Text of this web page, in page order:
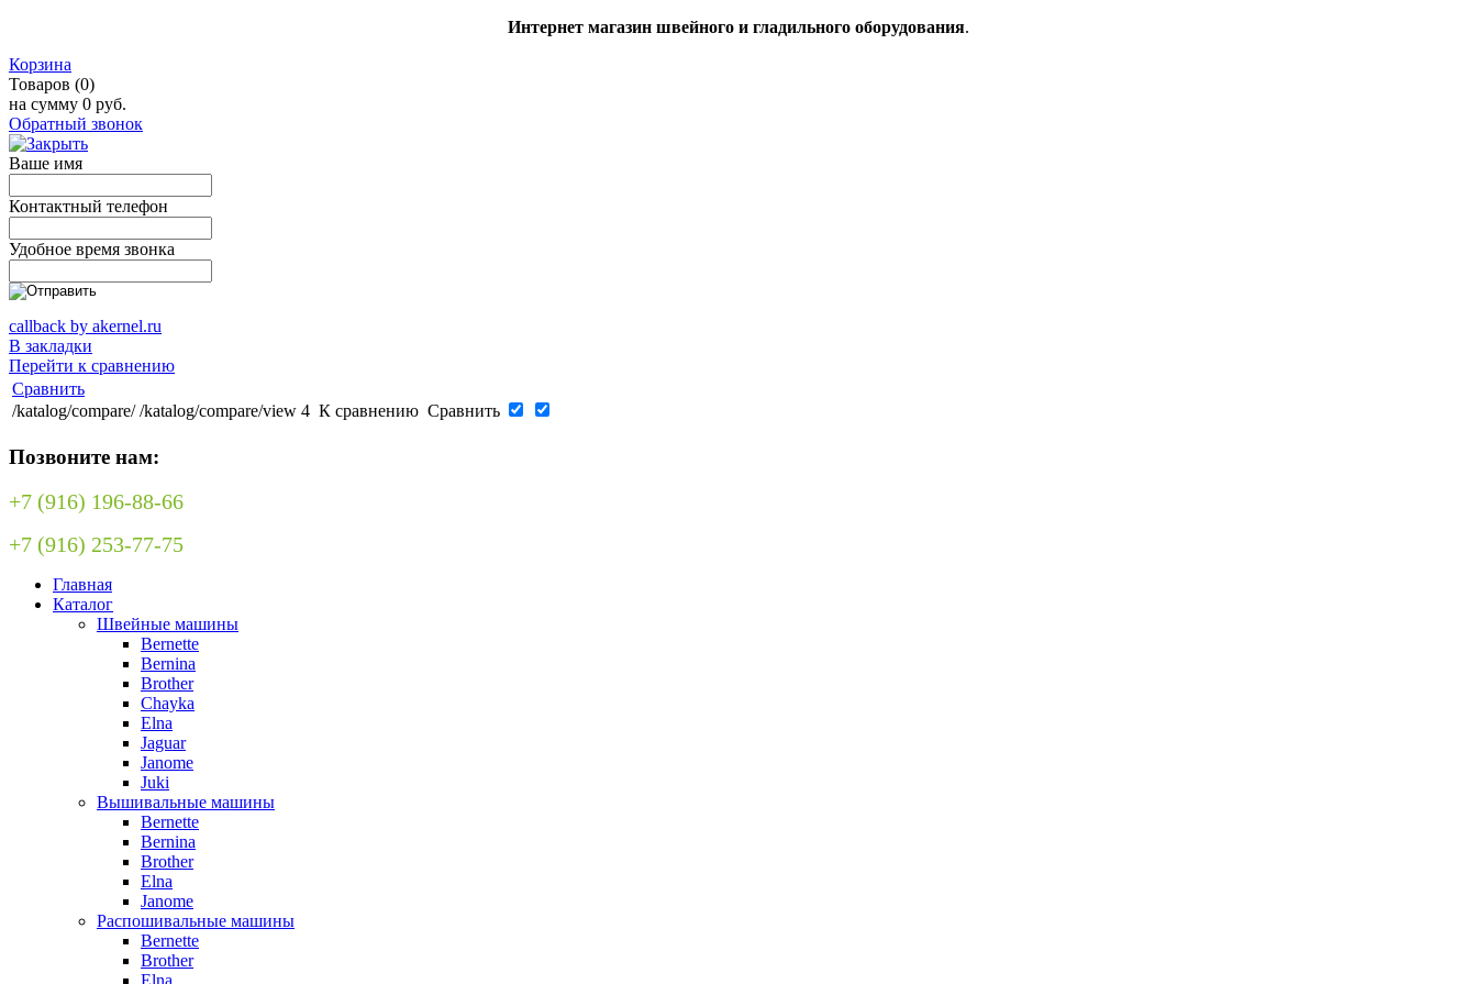
Интернет магазин швейного и гладильного оборудования.
Корзина
Товаров (0)
на сумму 0 руб.
Обратный звонок
Ваше имя
Контактный телефон
Удобное время звонка
callback by akernel.ru
В закладки
Перейти к сравнению
Сравнить
/katalog/compare/ /katalog/compare/view 4 К сравнению Сравнить
Позвоните нам:
+7 (916) 196-88-66
+7 (916) 253-77-75
Главная
Каталог
Швейные машины
Bernette
Bernina
Brother
Chayka
Elna
Jaguar
Janome
Juki
Вышивальные машины
Bernette
Bernina
Brother
Elna
Janome
Распошивальные машины
Bernette
Brother